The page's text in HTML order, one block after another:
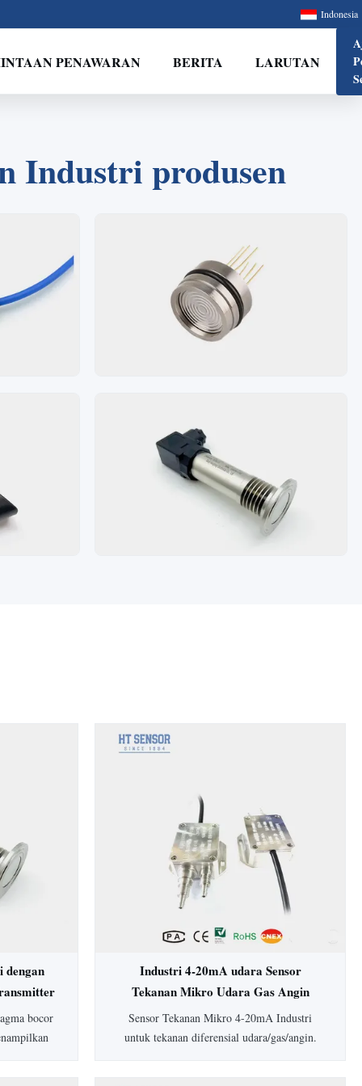
Indonesia
PENAWARAN BERITA LARUTAN
Industri produsen
dengan
bocor
Industri 4-20mA udara Sensor
Tekanan Mikro Udara Gas Angin
Differensial Tekanan Transmitter
Sensor Tekanan Mikro 4-20mA Industri
untuk tekanan diferensial udara/gas/angin.